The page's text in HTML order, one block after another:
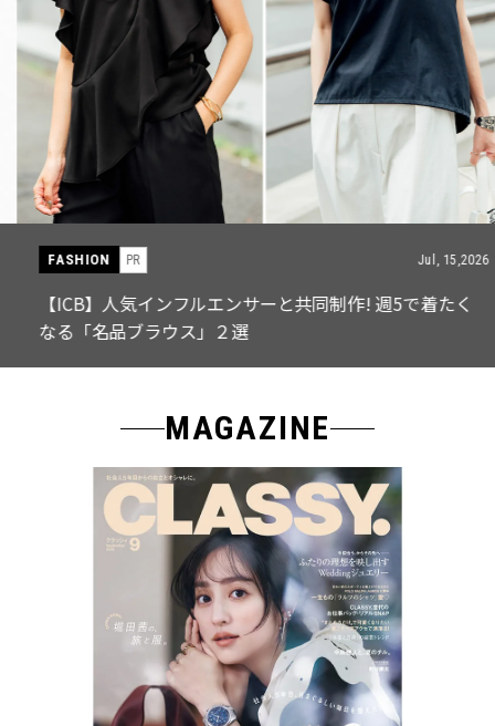
FASHION Jul, 15,2026
【ICB】人気インフルエンサーと共同制作! 週5で着たく
なる「名品ブラウス」２選
MAGAZINE